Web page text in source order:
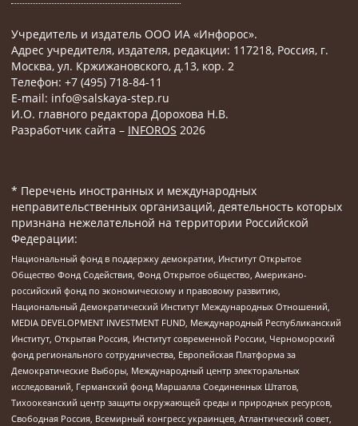
Учредитель и издатель ООО ИА «Инфорос».
Адрес учредителя, издателя, редакции: 117218, Россия, г.
Москва, ул. Кржижановского, д.13, кор. 2
Телефон: +7 (495) 718-84-11
E-mail: info@salskaya-step.ru
И.О. главного редактора Дорохова Н.В.
Разработчик сайта – INFOROS 2026
* Перечень иностранных и международных
неправительственных организаций, деятельность которых
признана нежелательной на территории Российской
Федерации:
Национальный фонд в поддержку демократии, Институт Открытое
Общество Фонд Содействия, Фонд Открытое общество, Американо-
российский фонд по экономическому и правовому развитию,
Национальный Демократический Институт Международных Отношений,
MEDIA DEVELOPMENT INVESTMENT FUND, Международный Республиканский
Институт, Открытая Россия, Институт современной России, Черноморский
фонд регионального сотрудничества, Европейская Платформа за
Демократические Выборы, Международный центр электоральных
исследований, Германский фонд Маршалла Соединенных Штатов,
Тихоокеанский центр защиты окружающей среды и природных ресурсов,
Свободная Россия, Всемирный конгресс украинцев, Атлантический совет,